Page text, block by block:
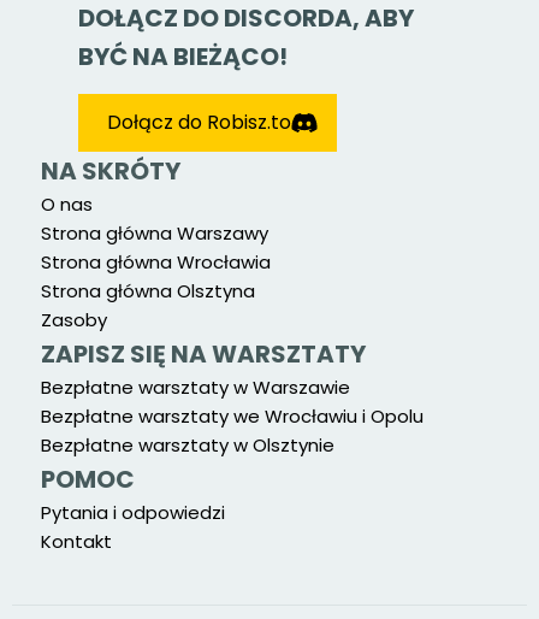
DOŁĄCZ DO DISCORDA, ABY
BYĆ NA BIEŻĄCO!
Dołącz do Robisz.to
NA SKRÓTY
O nas
Strona główna Warszawy
Strona główna Wrocławia
Strona główna Olsztyna
Zasoby
ZAPISZ SIĘ NA WARSZTATY
Bezpłatne warsztaty w Warszawie
Bezpłatne warsztaty we Wrocławiu i Opolu
Bezpłatne warsztaty w Olsztynie
POMOC
Pytania i odpowiedzi
Kontakt